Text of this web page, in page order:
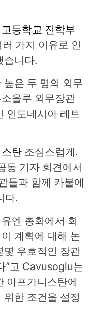
고등학교 진학부
가지 이유로 인
습니다.
은 두 명의 외무
을루 외무장관
인도네시아 레트
탄 조심스럽게.
동 기자 회견에서
들과 함께 카불에
다.
엔 총회에서 회
계획에 대해 논
몇 우호적인 장관
”고 Cavusoglu는
아프가니스탄에
한 조건을 설정